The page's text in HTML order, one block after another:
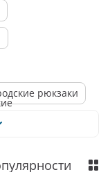
рюкзаки